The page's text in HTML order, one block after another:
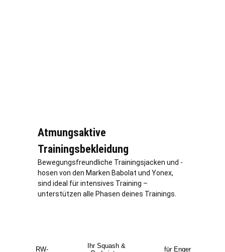
Atmungsaktive
Trainingsbekleidung
Bewegungsfreundliche Trainingsjacken und -
hosen von den Marken Babolat und Yonex,
sind ideal für intensives Training –
unterstützen alle Phasen deines Trainings.
RW-
Ihr Squash &
für Enger